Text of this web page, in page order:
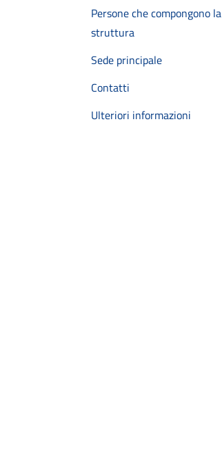
Persone che compongono la
struttura
Sede principale
Contatti
Ulteriori informazioni